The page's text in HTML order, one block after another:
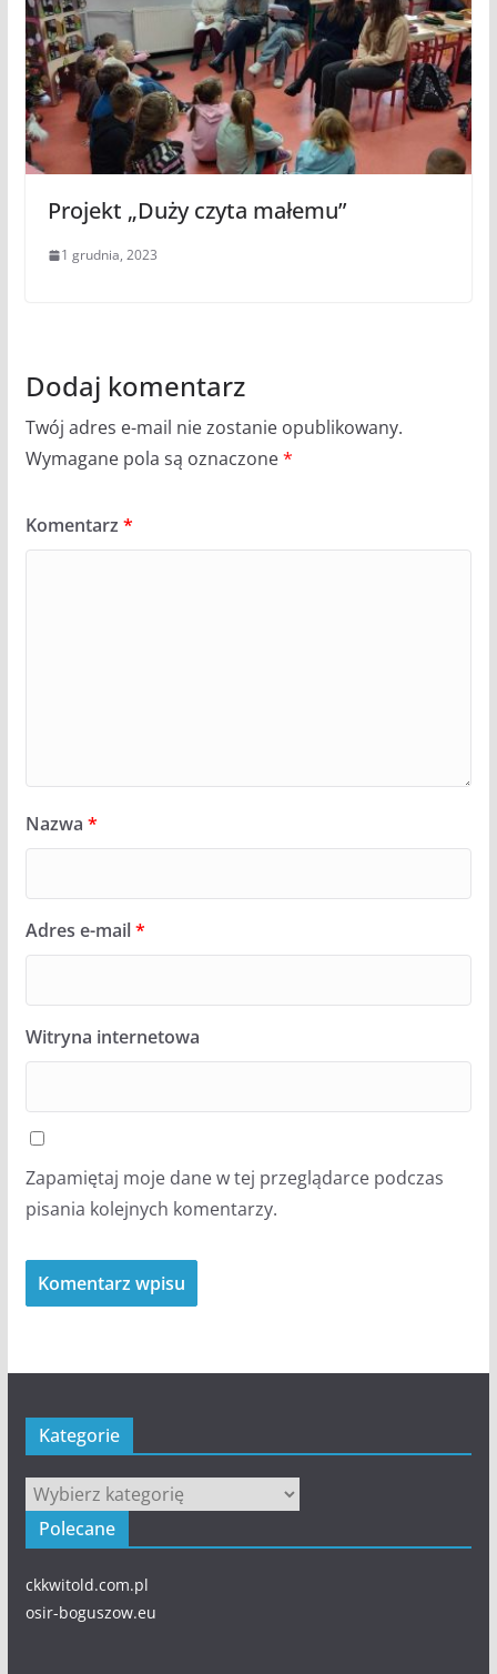
Projekt „Duży czyta małemu”
1 grudnia, 2023
Dodaj komentarz
Twój adres e-mail nie zostanie opublikowany.
Wymagane pola są oznaczone*
Komentarz *
Nazwa *
Adres e-mail*
Witryna internetowa
Zapamiętaj moje dane w tej przeglądarce podczas
pisania kolejnych komentarzy.
Kategorie
Kategorie
Polecane
ckkwitold.com.pl
osir-boguszow.eu